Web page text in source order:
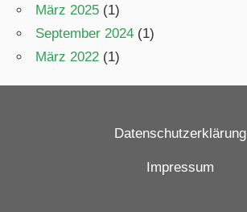
März 2025 (1)
September 2024 (1)
März 2022 (1)
Datenschutzerklärung
Impressum